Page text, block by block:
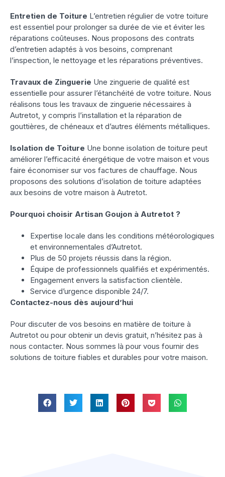
Entretien de Toiture L’entretien régulier de votre toiture
est essentiel pour prolonger sa durée de vie et éviter les
réparations coûteuses. Nous proposons des contrats
d’entretien adaptés à vos besoins, comprenant
l’inspection, le nettoyage et les réparations préventives.
Travaux de Zinguerie Une zinguerie de qualité est
essentielle pour assurer l’étanchéité de votre toiture. Nous
réalisons tous les travaux de zinguerie nécessaires à
Autretot, y compris l’installation et la réparation de
gouttières, de chéneaux et d’autres éléments métalliques.
Isolation de Toiture Une bonne isolation de toiture peut
améliorer l’efficacité énergétique de votre maison et vous
faire économiser sur vos factures de chauffage. Nous
proposons des solutions d’isolation de toiture adaptées
aux besoins de votre maison à Autretot.
Pourquoi choisir Artisan Goujon à Autretot ?
Expertise locale dans les conditions météorologiques
et environnementales d’Autretot.
Plus de 50 projets réussis dans la région.
Équipe de professionnels qualifiés et expérimentés.
Engagement envers la satisfaction clientèle.
Service d’urgence disponible 24/7.
Contactez-nous dès aujourd’hui
Pour discuter de vos besoins en matière de toiture à
Autretot ou pour obtenir un devis gratuit, n’hésitez pas à
nous contacter. Nous sommes là pour vous fournir des
solutions de toiture fiables et durables pour votre maison.